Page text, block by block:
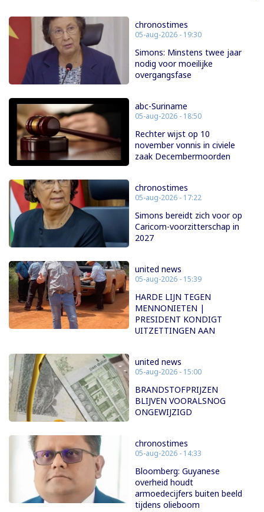
chronostimes
05-aug-2026 - 19:30
Simons: Minstens twee jaar
nodig voor moeilijke
overgangsfase
abc-Suriname
05-aug-2026 - 18:50
Rechter wijst op 10
november vonnis in civiele
zaak Decembermoorden
chronostimes
05-aug-2026 - 17:22
Simons bereidt zich voor op
Caricom-voorzitterschap in
2027
united news
05-aug-2026 - 15:39
HARDE LIJN TEGEN
MENNONIETEN |
PRESIDENT KONDIGT
UITZETTINGEN AAN
united news
05-aug-2026 - 15:00
BRANDSTOFPRIJZEN
BLIJVEN VOORALSNOG
ONGEWIJZIGD
chronostimes
05-aug-2026 - 14:33
Bloomberg: Guyanese
overheid houdt
armoedecijfers buiten beeld
tijdens olieboom